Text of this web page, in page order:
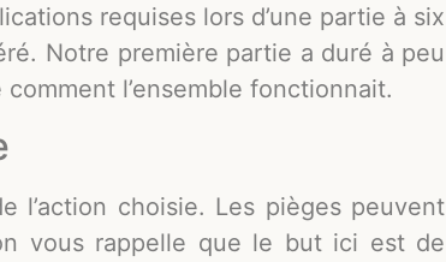
requises lors d’une partie à six
Notre première partie a duré à peu
l’ensemble fonctionnait.
l’action choisie. Les pièges peuvent
vous rappelle que le but ici est de